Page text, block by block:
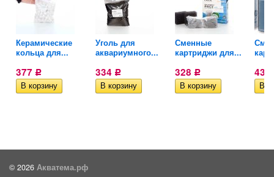
Керамические
кольца для...
377 Р
Уголь для
аквариумного...
334 Р
Сменные
картриджи для...
328 Р 439
© 2026 Акватема.рф